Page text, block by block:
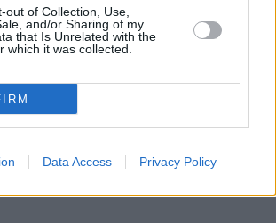
out of Collection, Use,
and/or Sharing of my
that Is Unrelated with the
which it was collected.
Data Access Privacy Policy
βαθμολογηθεί.
το άρθρο: